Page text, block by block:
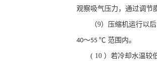
观察吸气压力，通过调节
（9）压缩机运行以
40～55 ℃ 范围内。
( 10 ）若冷却水温较